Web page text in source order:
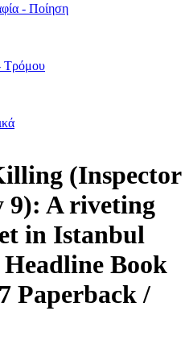
- Ποίηση
Τρόμου
(Inspector
9): A riveting
in Istanbul
Book
Paperback /